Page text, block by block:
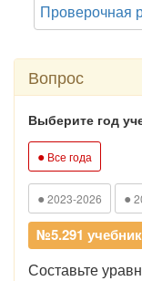
Проверочная
Вопрос
Выберите год
● Все года
● 2023-2026 ●
№5.291
Составьте